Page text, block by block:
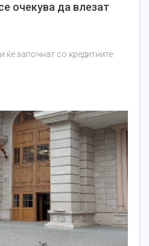
очекува да влезат
ќе започнат со кредитните